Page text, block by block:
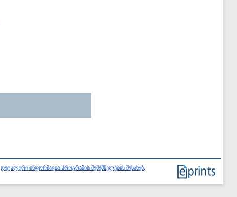
დეტალური ინფორმაცია პროგრამის შემქმნელების შესახებ